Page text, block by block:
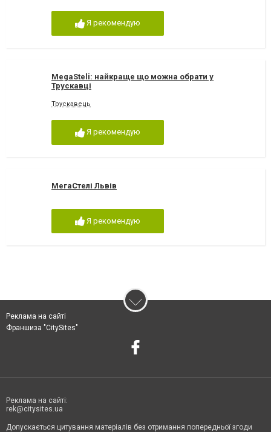
Я рекомендую
MegaSteli: найкраще що можна обрати у
Трускавці
Трускавець
Я рекомендую
МегаСтелі Львів
Я рекомендую
Реклама на сайті
Франшиза "CitySites"
Реклама на сайті:
rek@citysites.ua
Допускається цитування матеріалів без отримання попередньої згоди